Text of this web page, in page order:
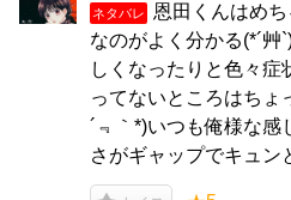
ネタバレ
恩田くんはめ
なのがよく分かる(*´
しくなったりと色々
ってないところはちょ
´﹃｀*)いつも俺様な感
さがギャップでキュ